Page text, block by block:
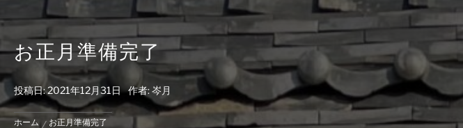
お正月準備完了
投稿日:2021年12月31日 作者:岑月
ホーム お正月準備完了